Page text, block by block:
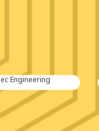
Engineering